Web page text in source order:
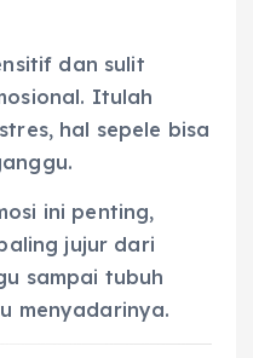
dan sulit
Itulah
hal sepele bisa
ini penting,
jujur dari
sampai tubuh
menyadarinya.